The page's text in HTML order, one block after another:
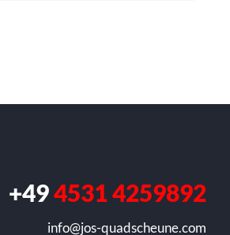
+494531 4259892
info@jos-quadscheune.com